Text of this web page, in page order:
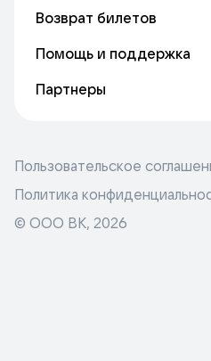
Возврат билетов
Помощь и поддержка
Партнеры
Пользовательское
Политика
© ООО ВК, 2026